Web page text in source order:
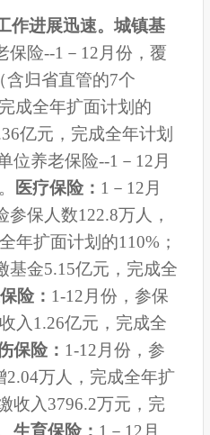
作进展迅速。城镇基
保险--1－12月份 ， 覆
含归省直管的7个
成全年扩面计划的
亿元，完成全年计划
位养老保险--1－12月
医疗保险： 1－12月
保人数122.8万人，
年扩面计划的110%；
基金5.15亿元，完成全
险： 1-12月份，参保
入1.26亿元，完成全
保险： 1-12月份，参
2.04万人，完成全年扩
收入3796.2万元，完